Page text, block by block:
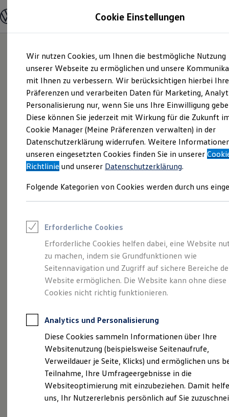
Hauptinhalt
springen
Footer
springen
Modelle und Konfigurator
Modelle vergleichen
Elektroautos
ENERGY Sondermodelle
Nutzfahrzeuge
SUV und CUV
Familienautos
Kombis
Kompaktwagen
Sportwagen
Schnell verfügbare Fahrzeuge
Angebote und Produkte
Aktuelle Angebote
E-Auto-Förderung
Volkswagen Marktplatz
Junge Gebrauchtwagen und Gebrauchtwagen
Saisonangebote
Leasing
Leasing-Angebote
Gebrauchtwagen Leasing
Junge Gebrauchtwagen-Leasing
Elektroauto Leasing
Kleinwagen-Leasing
Leasing ohne Anzahlung
Autokredit mit Schlussrate
Versicherungen und Garantien
Kfz-Versicherung
Restschuldversicherungen
Garantien
Wartungsverträge
Geschäftskunden
Professional Class bei Volkswagen
Großkunden
Behörden
Der neue ID.3 Neo.
So geht neu.
Cookie Einstellungen
Wir nutzen Cookies, um Ihnen die bestmögliche Nutzung
unserer Webseite zu ermöglichen und unsere
mit Ihnen zu verbessern. Wir berücksichtigen hierbei Ihre
Präferenzen und verarbeiten Daten für Marketing,
Personalisierung nur, wenn Sie uns Ihre Einwilligung
Diese können Sie jederzeit mit Wirkung für die Zukunft
Cookie Manager (Meine Präferenzen verwalten) in der
Datenschutzerklärung widerrufen. Weitere
unseren eingesetzten Cookies finden Sie in unserer
Richtlinie und unserer Datenschutzerklärung.
Folgende Kategorien von Cookies werden durch uns
Erforderliche Cookies
Erforderliche Cookies helfen dabei, eine Website
zu machen, indem sie Grundfunktionen wie
Seitennavigation und Zugriff auf sichere Bereiche
Website ermöglichen. Die Website kann ohne diese
Cookies nicht richtig funktionieren.
Analytics und Personalisierung
Diese Cookies sammeln Informationen über Ihre
Websitenutzung (beispielsweise Seitenaufrufe,
Verweildauer je Seite, Klicks) und ermöglichen uns
Teilnahme, Ihre Umfrageergebnisse in die
Websiteoptimierung mit einzubeziehen. Damit
uns, Ihr Nutzererlebnis persönlich auf Sie